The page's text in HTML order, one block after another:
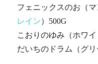
フェニックスのお（マ
レイン）500G
こおりのゆみ（ホワ
だいちのドラム（グ